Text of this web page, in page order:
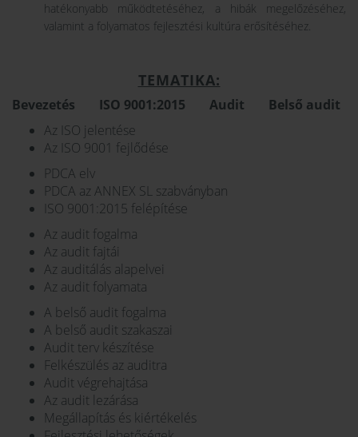
hatékonyabb működtetéséhez, a hibák megelőzéséhez,
valamint a folyamatos fejlesztési kultúra erősítéséhez.
TEMATIKA:
Bevezetés ISO 9001:2015 Audit
Belső audit
Az ISO jelentése
Az ISO 9001 fejlődése
PDCA elv
PDCA az ANNEX SL szabványban
ISO 9001:2015 felépítése
Az audit fogalma
Az audit fajtái
Az auditálás alapelvei
Az audit folyamata
A belső audit fogalma
A belső audit szakaszai
Audit terv készítése
Felkészülés az auditra
Audit végrehajtása
Az audit lezárása
Megállapítás és kiértékelés